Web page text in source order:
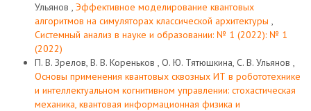
Ульянов , Эффективное моделирование квантовых
алгоритмов на симуляторах классической архитектуры ,
Системный анализ в науке и образовании: № 1 (2022): № 1
(2022)
П. В. Зрелов, В. В. Кореньков , О. Ю. Тятюшкина, С. В. Ульянов ,
Основы применения квантовых сквозных ИТ в робототехнике
и интеллектуальном когнитивном управлении: стохастическая
механика, квантовая информационная физика и